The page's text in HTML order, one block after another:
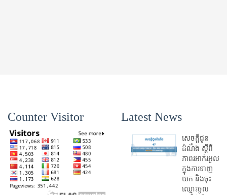
Counter Visitor Latest News
សេចក្តីជូន
ដំណឹង ស្តី​ពី
ភាព​រអាក់រអួល​
ក្នុងការ​ទាញ​
យក និង​ចុះ​
ឈ្មោះ​ចូល​